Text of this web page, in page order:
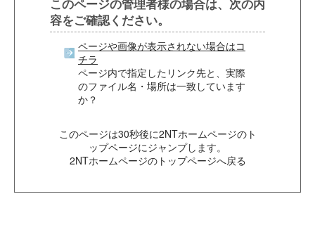
このページの管理者様の場合は、次の内
容をご確認ください。
ページや画像が表示されない場合はコ
チラ
ページ内で指定したリンク先と、実際
のファイル名・場所は一致しています
か？
このページは30秒後に2NTホームページのト
ップページにジャンプします。
2NTホームページのトップページへ戻る